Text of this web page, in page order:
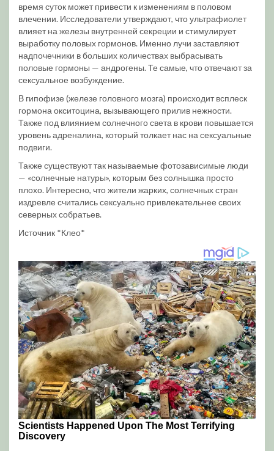
время суток может привести к изменениям в половом
влечении. Исследователи утверждают, что ультрафиолет
влияет на железы внутренней секреции и стимулирует
выработку половых гормонов. Именно лучи заставляют
надпочечники в больших количествах выбрасывать
половые гормоны — андрогены. Те самые, что отвечают за
сексуальное возбуждение.
В гипофизе (железе головного мозга) происходит всплеск
гормона окситоцина, вызывающего прилив нежности.
Также под влиянием солнечного света в крови повышается
уровень адреналина, который толкает нас на сексуальные
подвиги.
Также существуют так называемые фотозависимые люди
— «солнечные натуры», которым без солнышка просто
плохо. Интересно, что жители жарких, солнечных стран
издревле считались сексуально привлекательнее своих
северных собратьев.
Источник *Клео*